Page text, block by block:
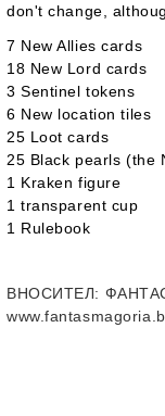
don't change,
7 New Allies cards
18 New Lord cards
3 Sentinel tokens
6 New location tiles
25 Loot cards
25 Black pearls (the
1 Kraken figure
1 transparent cup
1 Rulebook
ВНОСИТЕЛ: